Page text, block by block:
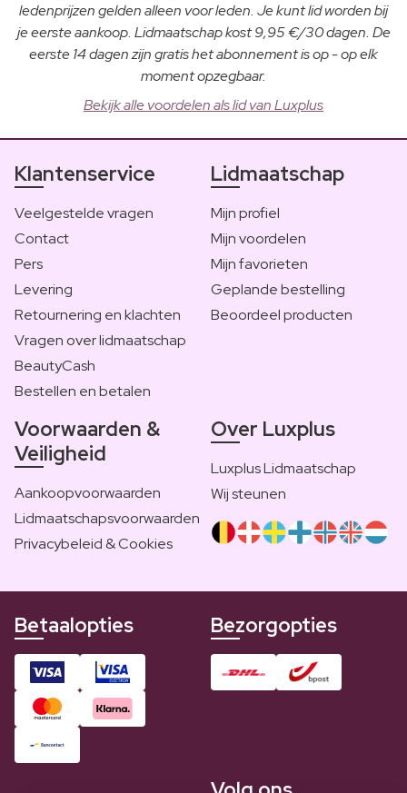
ledenprijzen gelden alleen voor leden. Je kunt lid worden bij
je eerste aankoop. Lidmaatschap kost 9,95 €/30 dagen. De
eerste 14 dagen zijn gratis het abonnement is op - op elk
moment opzegbaar.
Bekijk alle voordelen als lid van Luxplus
Klantenservice
Veelgestelde vragen
Contact
Pers
Levering
Retournering en klachten
Vragen over lidmaatschap
BeautyCash
Bestellen en betalen
Lidmaatschap
Mijn profiel
Mijn voordelen
Mijn favorieten
Geplande bestelling
Beoordeel producten
Voorwaarden &
Veiligheid
Aankoopvoorwaarden
Lidmaatschapsvoorwaarden
Privacybeleid & Cookies
Over Luxplus
Luxplus Lidmaatschap
Wij steunen
Betaalopties Bezorgopties